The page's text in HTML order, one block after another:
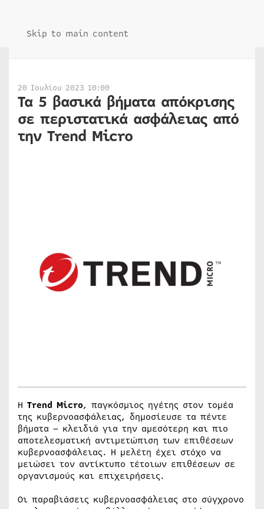
Skip to main content
20 Ιουλίου 2023 10:00
Τα 5 βασικά βήματα απόκρισης
σε περιστατικά ασφάλειας από
την Trend Micro
Η Trend Micro, παγκόσμιος ηγέτης στον τομέα
της κυβερνοασφάλειας, δημοσίευσε τα πέντε
βήματα – κλειδιά για την αμεσότερη και πιο
αποτελεσματική αντιμετώπιση των επιθέσεων
κυβερνοασφάλειας. Η μελέτη έχει στόχο να
μειώσει τον αντίκτυπο τέτοιων επιθέσεων σε
οργανισμούς και επιχειρήσεις.
Οι παραβιάσεις κυβερνοασφάλειας στο σύγχρονο